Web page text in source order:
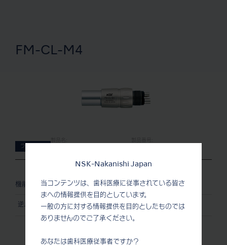
NSK-Nakanishi Japan
当コンテンツは、歯科医療に従事されている皆さ
まへの情報提供を目的としています。
一般の方に対する情報提供を目的としたものでは
ありませんのでご了承ください。
あなたは歯科医療従事者ですか？
FM-CL-M4
ライト無し
機能
逆止弁機構付